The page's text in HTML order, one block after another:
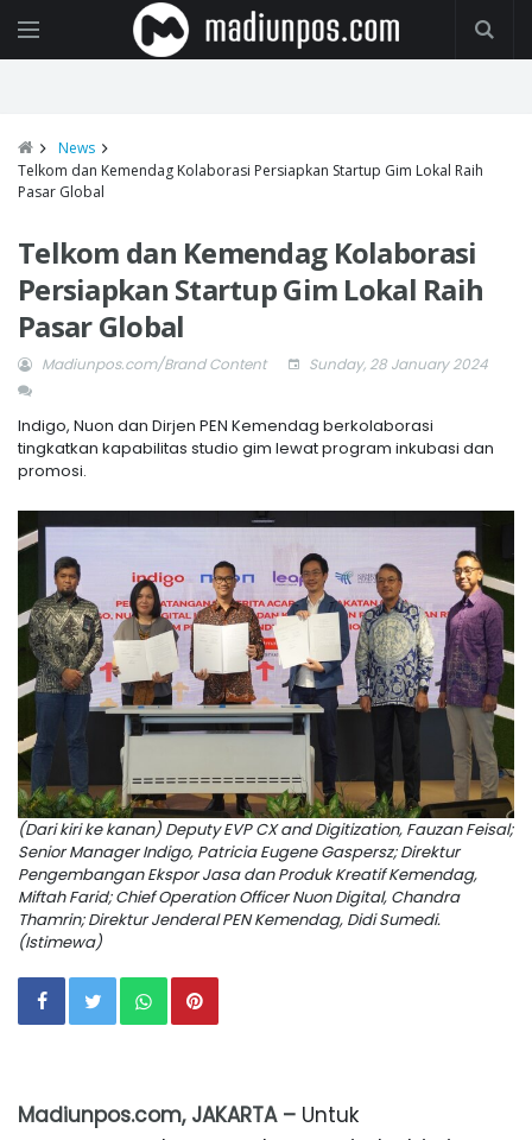
News
Telkom dan Kemendag Kolaborasi Persiapkan Startup Gim Lokal Raih
Pasar Global
Telkom dan Kemendag Kolaborasi
Persiapkan Startup Gim Lokal Raih
Pasar Global
Madiunpos.com/Brand Content Sunday, 28 January 2024
Indigo, Nuon dan Dirjen PEN Kemendag berkolaborasi
tingkatkan kapabilitas studio gim lewat program inkubasi dan
promosi.
(Dari kiri ke kanan) Deputy EVP CX and Digitization, Fauzan Feisal;
Senior Manager Indigo, Patricia Eugene Gaspersz; Direktur
Pengembangan Ekspor Jasa dan Produk Kreatif Kemendag,
Miftah Farid; Chief Operation Officer Nuon Digital, Chandra
Thamrin; Direktur Jenderal PEN Kemendag, Didi Sumedi.
(Istimewa)
Madiunpos.com, JAKARTA – Untuk